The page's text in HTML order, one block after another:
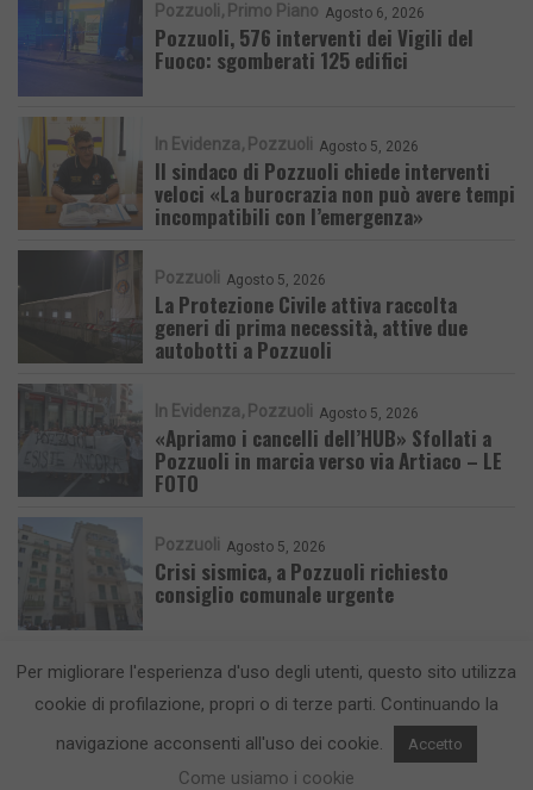
Pozzuoli Primo Piano Agosto 6, 2026
Pozzuoli, 576 interventi dei Vigili del
Fuoco: sgomberati 125 edifici
In Evidenza Pozzuoli Agosto 5, 2026
Il sindaco di Pozzuoli chiede interventi
veloci «La burocrazia non può avere tempi
incompatibili con l’emergenza»
Pozzuoli Agosto 5, 2026
La Protezione Civile attiva raccolta
generi di prima necessità, attive due
autobotti a Pozzuoli
In Evidenza Pozzuoli Agosto 5, 2026
«Apriamo i cancelli dell’HUB» Sfollati a
Pozzuoli in marcia verso via Artiaco – LE
FOTO
Pozzuoli Agosto 5, 2026
Crisi sismica, a Pozzuoli richiesto
consiglio comunale urgente
CronacaFlegrea testata giornalistica - aut. Tribunale di Napoli n. 34 del
23/05/2012.Info e Contatti
Per migliorare l'esperienza d'uso degli utenti, questo sito utilizza
cookie di profilazione, propri o di terze parti. Continuando la
navigazione acconsenti all'uso dei cookie.
Accetto
Come usiamo i cookie